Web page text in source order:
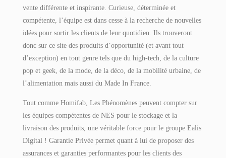
vente différente et inspirante. Curieuse, déterminée et
compétente, l’équipe est dans cesse à la recherche de nouvelles
idées pour sortir les clients de leur quotidien. Ils trouveront
donc sur ce site des produits d’opportunité (et avant tout
d’exception) en tout genre tels que du high-tech, de la culture
pop et geek, de la mode, de la déco, de la mobilité urbaine, de
l’alimentation mais aussi du Made In France.
Tout comme Homifab, Les Phénomènes peuvent compter sur
les équipes compétentes de NES pour le stockage et la
livraison des produits, une véritable force pour le groupe Ealis
Digital ! Garantie Privée permet quant à lui de proposer des
assurances et garanties performantes pour les clients des